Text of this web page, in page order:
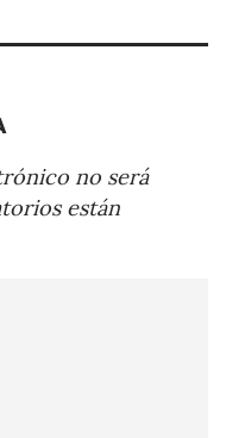
no será
están